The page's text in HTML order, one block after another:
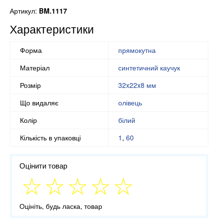
Артикул: BM.1117
Характеристики
Форма
прямокутна
Матеріал
синтетичний каучук
Розмір
32x22x8 мм
Що видаляє
олівець
Колір
білий
Кількість в упаковці
1 , 60
Оцінити товар
Оцініть, будь ласка, товар